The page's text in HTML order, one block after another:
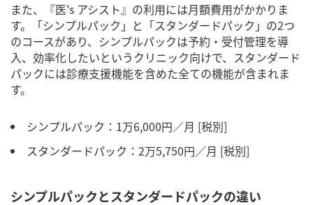
また、『医's アシスト』の利用には月額費用がかかりま
す。「シンプルパック」と「スタンダードパック」の2つ
のコースがあり、シンプルパックは予約・受付管理を導
入、効率化したいというクリニック向けで、スタンダード
パックには診療支援機能を含めた全ての機能が含まれま
す。
シンプルパック：1万6,000円／月 [税別]
スタンダードパック：2万5,750円／月 [税別]
シンプルパックとスタンダードパックの違い